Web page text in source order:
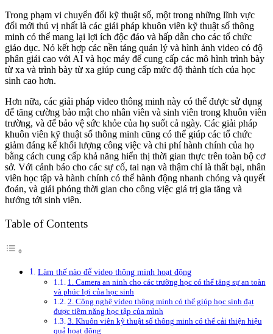
Trong phạm vi chuyển đổi kỹ thuật số, một trong những lĩnh vực
đổi mới thú vị nhất là các giải pháp khuôn viên kỹ thuật số thông
minh có thể mang lại lợi ích độc đáo và hấp dẫn cho các tổ chức
giáo dục. Nó kết hợp các nền tảng quản lý và hình ảnh video có độ
phân giải cao với AI và học máy để cung cấp các mô hình trình bày
từ xa và trình bày từ xa giúp cung cấp mức độ thành tích của học
sinh cao hơn.
Hơn nữa, các giải pháp video thông minh này có thể được sử dụng
để tăng cường bảo mật cho nhân viên và sinh viên trong khuôn viên
trường, và để bảo vệ sức khỏe của họ suốt cả ngày. Các giải pháp
khuôn viên kỹ thuật số thông minh cũng có thể giúp các tổ chức
giảm đáng kể khối lượng công việc và chi phí hành chính của họ
bằng cách cung cấp khả năng hiển thị thời gian thực trên toàn bộ cơ
sở. Với cảnh báo cho các sự cố, tai nạn và thậm chí là thất bại, nhân
viên học tập và hành chính có thể hành động nhanh chóng và quyết
đoán, và giải phóng thời gian cho công việc giá trị gia tăng và
hướng tới sinh viên.
Table of Contents
Làm thế nào để video thông minh hoạt động
1. Camera an ninh cho các trường học có thể tăng sự an toàn
và phúc lợi của học sinh
2. Công nghệ video thông minh có thể giúp học sinh đạt
được tiềm năng học tập của mình
3. Khuôn viên kỹ thuật số thông minh có thể cải thiện hiệu
quả hoạt động